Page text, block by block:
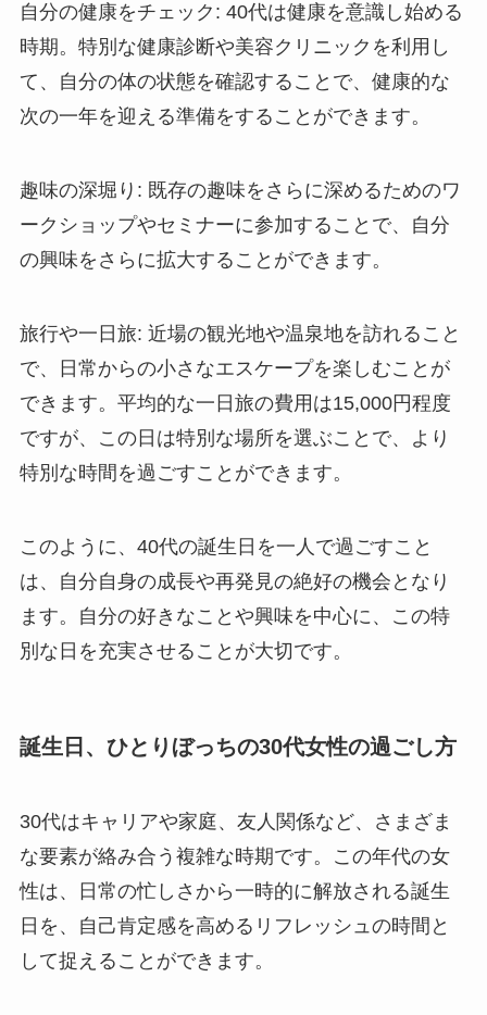
自分の健康をチェック : 40代は健康を意識し始める
時期。特別な健康診断や美容クリニックを利用し
て、自分の体の状態を確認することで、健康的な
次の一年を迎える準備をすることができます。
趣味の深堀り : 既存の趣味をさらに深めるためのワ
ークショップやセミナーに参加することで、自分
の興味をさらに拡大することができます。
旅行や一日旅: 近場の観光地や温泉地を訪れること
で、日常からの小さなエスケープを楽しむことが
できます。平均的な一日旅の費用は15,000円程度
ですが、この日は特別な場所を選ぶことで、より
特別な時間を過ごすことができます。
このように、40代の誕生日を一人で過ごすこと
は、自分自身の成長や再発見の絶好の機会となり
ます。自分の好きなことや興味を中心に、この特
別な日を充実させることが大切です。
誕生日、ひとりぼっちの30代女性の過ごし方
30代はキャリアや家庭、友人関係など、さまざま
な要素が絡み合う複雑な時期です。この年代の女
性は、日常の忙しさから一時的に解放される誕生
日を、自己肯定感を高めるリフレッシュの時間と
して捉えることができます。